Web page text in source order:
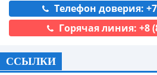
Телефон доверия: +7
Горячая линия: +8
ССЫЛКИ